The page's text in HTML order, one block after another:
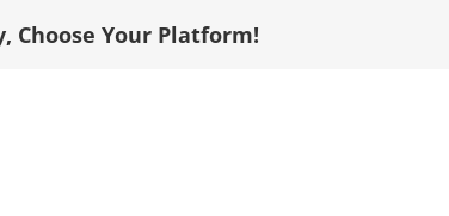
Choose Your Platform!